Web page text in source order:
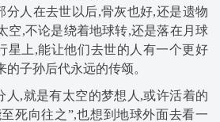
分人在去世以后,骨灰也好,还是遗物
空,不论是绕着地球转,还是落在月球
星上,能让他们去世的人有一个更好
子孙后代永远的传颂。
人,就是有太空的梦想人,或许活着的
死向往之”,也想到地球外面去看一